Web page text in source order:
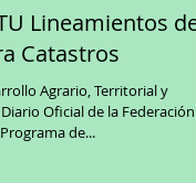
Lineamientos de
Catastros
Agrario, Territorial y
Oficial de la Federación
de...